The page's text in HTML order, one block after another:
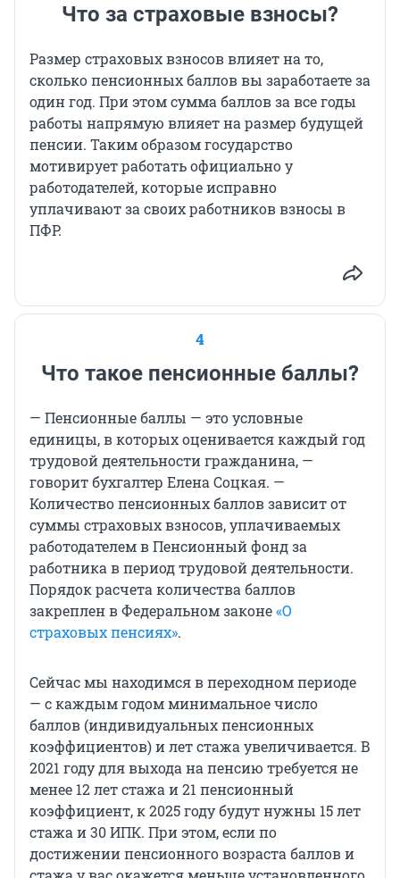
Что за страховые взносы?
Размер страховых взносов влияет на то,
сколько пенсионных баллов вы заработаете за
один год. При этом сумма баллов за все годы
работы напрямую влияет на размер будущей
пенсии. Таким образом государство
мотивирует работать официально у
работодателей, которые исправно
уплачивают за своих работников взносы в
ПФР.
4
Что такое пенсионные баллы?
— Пенсионные баллы — это условные
единицы, в которых оценивается каждый год
трудовой деятельности гражданина, —
говорит бухгалтер Елена Соцкая. —
Количество пенсионных баллов зависит от
суммы страховых взносов, уплачиваемых
работодателем в Пенсионный фонд за
работника в период трудовой деятельности.
Порядок расчета количества баллов
закреплен в Федеральном законе«О
страховых пенсиях».
Сейчас мы находимся в переходном периоде
— с каждым годом минимальное число
баллов (индивидуальных пенсионных
коэффициентов) и лет стажа увеличивается. В
2021 году для выхода на пенсию требуется не
менее 12 лет стажа и 21 пенсионный
коэффициент, к 2025 году будут нужны 15 лет
стажа и 30 ИПК. При этом, если по
достижении пенсионного возраста баллов и